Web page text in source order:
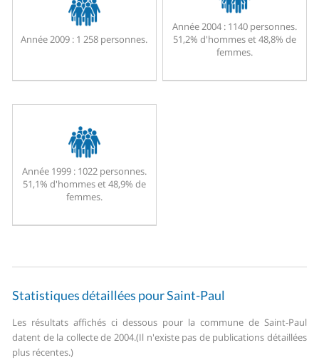
Année 2009 : 1 258 personnes.
Année 2004 :1140 personnes.
51,2% d'hommes et 48,8% de
femmes.
Année 1999 :1022 personnes.
51,1% d'hommes et 48,9% de
femmes.
Statistiques détaillées pour Saint-Paul
Les résultats affichés ci dessous pour la commune de Saint-Paul
datent de la collecte de 2004.(Il n'existe pas de publications détaillées
plus récentes.)